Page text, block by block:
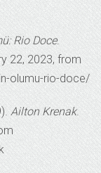
Rio Doce.
22, 2023, from
olumu-rio-doce/
Ailton Krenak.